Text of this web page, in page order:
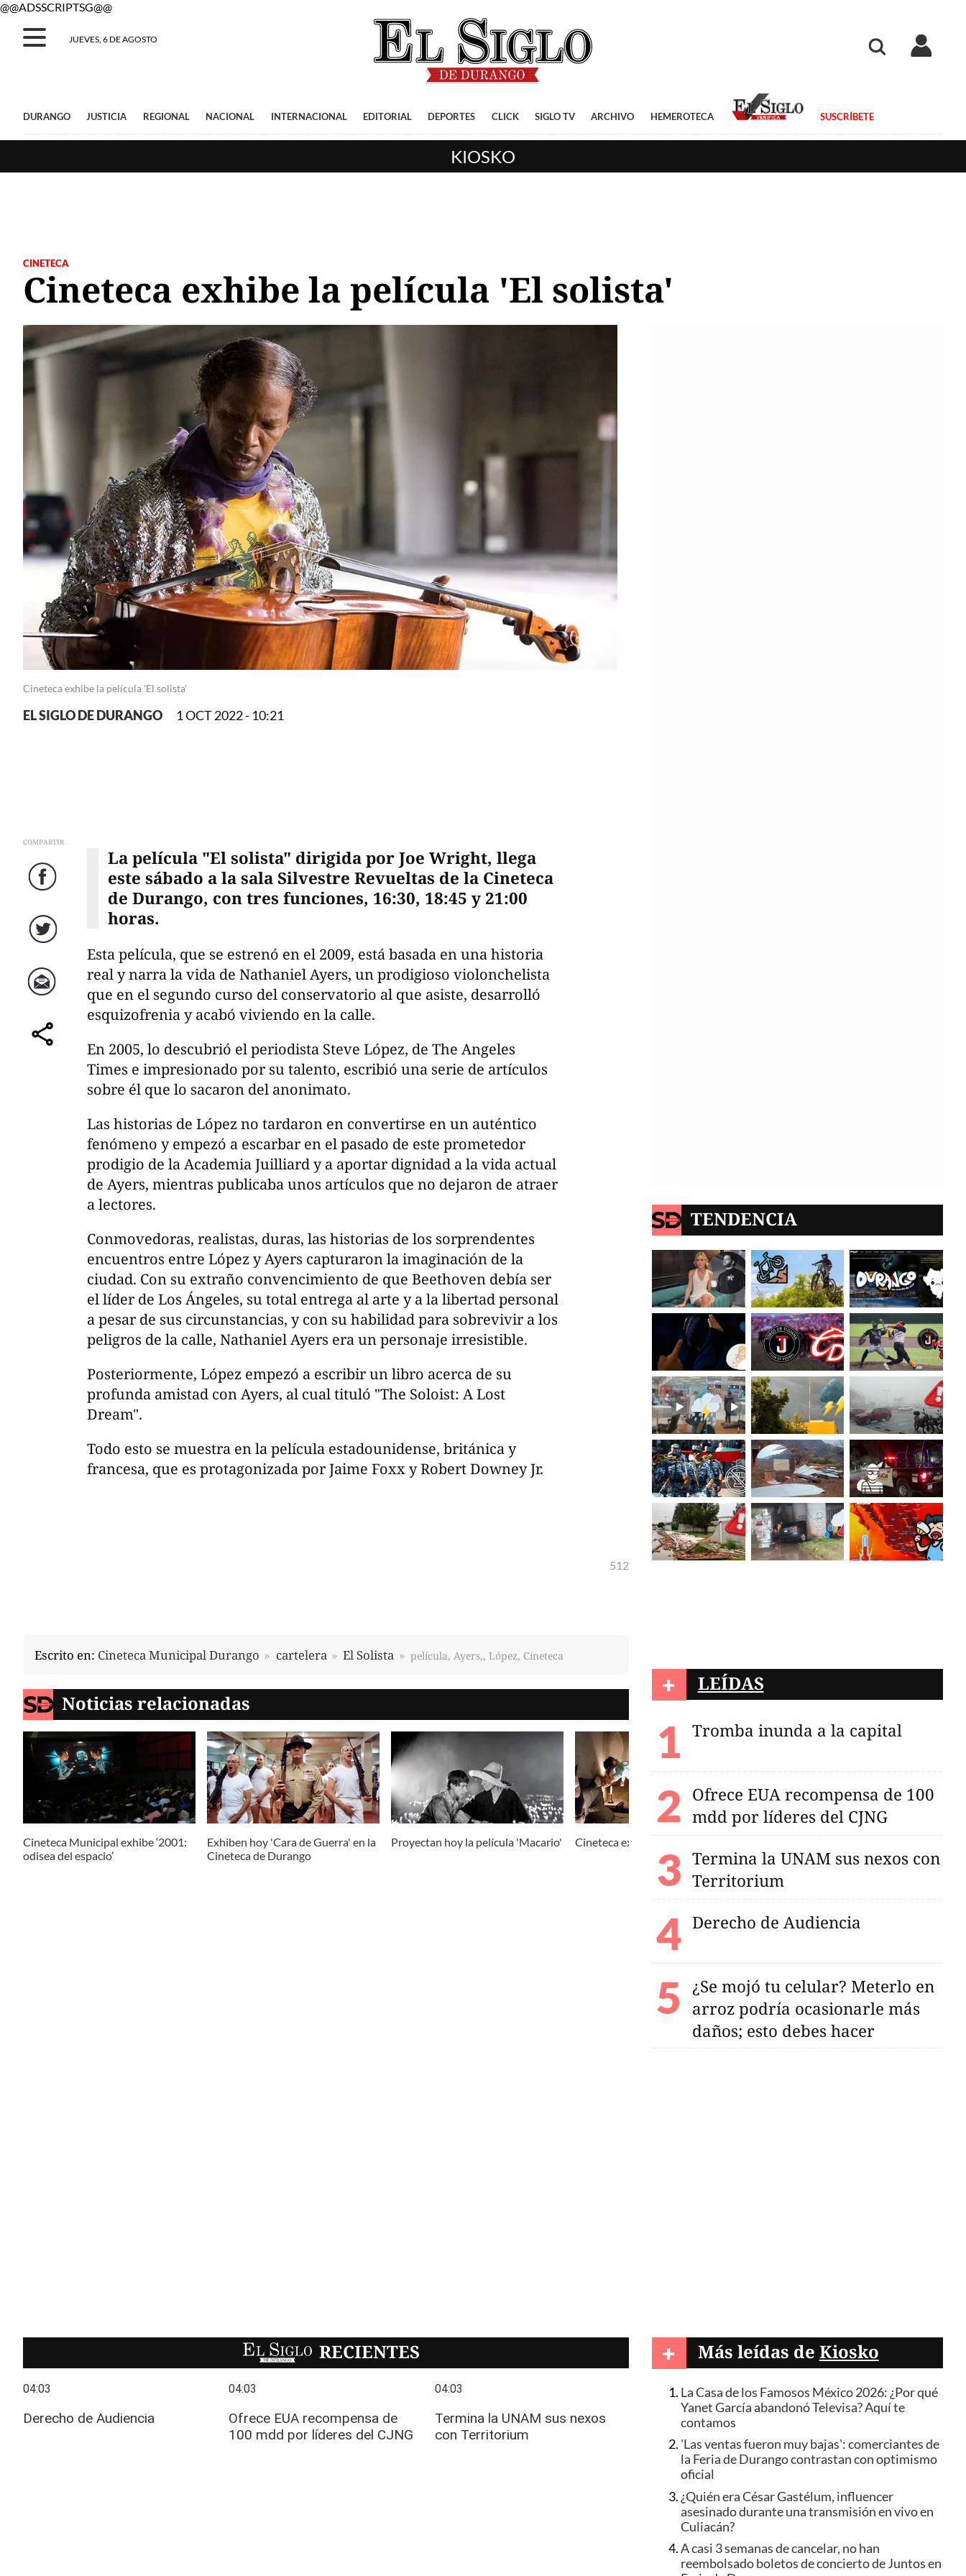
@@ADSSCRIPTSG@@
JUEVES, 6 DE AGOSTO
DURANGO JUSTICIA REGIONAL NACIONAL INTERNACIONAL EDITORIAL DEPORTES CLICK SIGLO TV ARCHIVO HEMEROTECA SUSCRÍBETE
KIOSKO
CINETECA
Cineteca exhibe la película 'El solista'
Cineteca exhibe la película 'El solista'
EL SIGLO DE DURANGO 1 OCT 2022 - 10:21
COMPARTIR
Facebook
Twitter
Correo
comparte
La película "El solista" dirigida por Joe Wright, llega
este sábado a la sala Silvestre Revueltas de la Cineteca
de Durango, con tres funciones, 16:30, 18:45 y 21:00
horas.
Esta película, que se estrenó en el 2009, está basada en una historia
real y narra la vida de Nathaniel Ayers, un prodigioso violonchelista
que en el segundo curso del conservatorio al que asiste, desarrolló
esquizofrenia y acabó viviendo en la calle.
En 2005, lo descubrió el periodista Steve López, de The Angeles
Times e impresionado por su talento, escribió una serie de artículos
sobre él que lo sacaron del anonimato.
Las historias de López no tardaron en convertirse en un auténtico
fenómeno y empezó a escarbar en el pasado de este prometedor
prodigio de la Academia Juilliard y a aportar dignidad a la vida actual
de Ayers, mientras publicaba unos artículos que no dejaron de atraer
a lectores.
Conmovedoras, realistas, duras, las historias de los sorprendentes
encuentros entre López y Ayers capturaron la imaginación de la
ciudad. Con su extraño convencimiento de que Beethoven debía ser
el líder de Los Ángeles, su total entrega al arte y a la libertad personal
a pesar de sus circunstancias, y con su habilidad para sobrevivir a los
peligros de la calle, Nathaniel Ayers era un personaje irresistible.
Posteriormente, López empezó a escribir un libro acerca de su
profunda amistad con Ayers, al cual tituló "The Soloist: A Lost
Dream".
Todo esto se muestra en la película estadounidense, británica y
francesa, que es protagonizada por Jaime Foxx y Robert Downey Jr.
512
Escrito en: Cineteca Municipal Durango cartelera El Solista película, Ayers,, López, Cineteca
Noticias relacionadas
Cineteca Municipal exhibe ‘2001:
odisea del espacio’
Exhiben hoy 'Cara de Guerra' en la
Cineteca de Durango
Proyectan hoy la película 'Macario' Cineteca exhibe hoy 'El exorcista'
TENDENCIA
+ LEÍDAS
Tromba inunda a la capital
Ofrece EUA recompensa de 100
mdd por líderes del CJNG
Termina la UNAM sus nexos con
Territorium
Derecho de Audiencia
¿Se mojó tu celular? Meterlo en
arroz podría ocasionarle más
daños; esto debes hacer
EL SIGLO RECIENTES + Más leídas de Kiosko
La Casa de los Famosos México 2026: ¿Por qué
Yanet García abandonó Televisa? Aquí te
contamos
'Las ventas fueron muy bajas': comerciantes de
la Feria de Durango contrastan con optimismo
oficial
¿Quién era César Gastélum, influencer
asesinado durante una transmisión en vivo en
Culiacán?
A casi 3 semanas de cancelar, no han
reembolsado boletos de concierto de Juntos en